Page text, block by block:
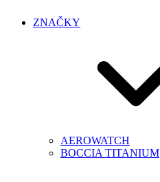
ZNAČKY
AEROWATCH
BOCCIA TITANIUM